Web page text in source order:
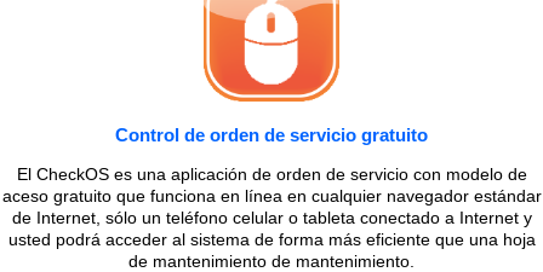
Control de orden de servicio gratuito
El CheckOS es una aplicación de orden de servicio con modelo de
aceso gratuito que funciona en línea en cualquier navegador estándar
de Internet, sólo un teléfono celular o tableta conectado a Internet y
usted podrá acceder al sistema de forma más eficiente que una hoja
de mantenimiento de mantenimiento.